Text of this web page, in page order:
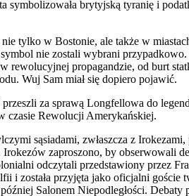
symbolizowała brytyjską tyranię i
tylko w Bostonie, ale także w
nie zostali wybrani
rewolucyjnej propagandzie, od burt
Wuj Sam miał się dopiero pojawić.
za sprawą Longfellowa do
czasie Rewolucji Amerykańskiej.
sąsiadami, zwłaszcza z
zaproszono, by obserwowali
odczytali przedstawiony przez
i została przyjęta jako oficjalni goście
Salonem Niepodległości.